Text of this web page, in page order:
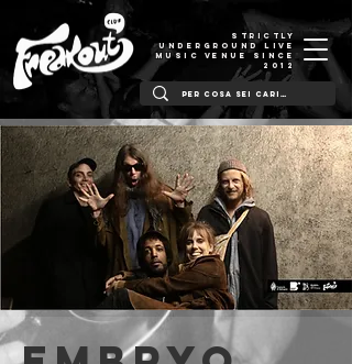
STRICTLY
UNDERGROUND LIVE
MUSIC VENUE SINCE
2012